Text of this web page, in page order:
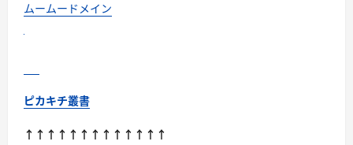
ムームードメイン
ピカキチ叢書
↑↑↑↑↑↑↑↑↑↑↑↑↑